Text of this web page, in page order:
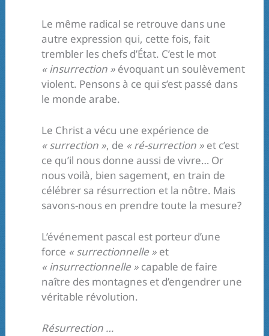
Le même radical se retrouve dans une
autre expression qui, cette fois, fait
trembler les chefs d’État. C’est le mot
« insurrection » évoquant un soulèvement
violent. Pensons à ce qui s’est passé dans
le monde arabe.
Le Christ a vécu une expérience de
« surrection », de « ré-surrection » et c’est
ce qu’il nous donne aussi de vivre… Or
nous voilà, bien sagement, en train de
célébrer sa résurrection et la nôtre. Mais
savons-nous en prendre toute la mesure?
L’événement pascal est porteur d’une
force « surrectionnelle » et
« insurrectionnelle » capable de faire
naître des montagnes et d’engendrer une
véritable révolution.
Résurrection …